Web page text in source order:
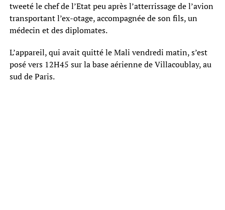
tweeté le chef de l’Etat peu après l’atterrissage de l’avion
transportant l’ex-otage, accompagnée de son fils, un
médecin et des diplomates.
L’appareil, qui avait quitté le Mali vendredi matin, s’est
posé vers 12H45 sur la base aérienne de Villacoublay, au
sud de Paris.